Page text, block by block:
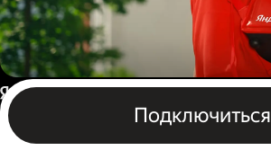
Пеший курьер
Подключиться
Бизнесу